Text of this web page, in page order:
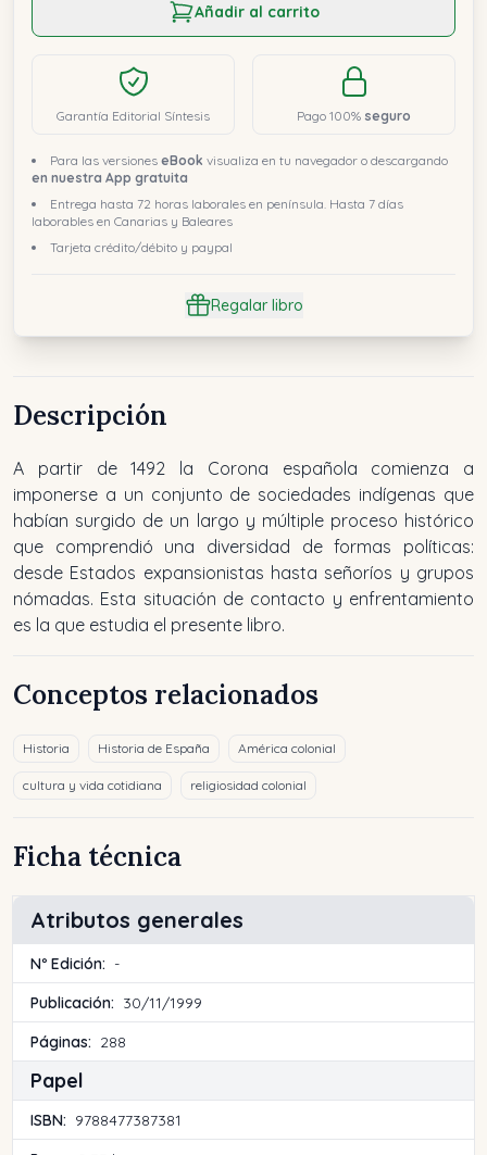
Añadir al carrito
Garantía Editorial Síntesis Pago 100% seguro
Para las versiones eBook visualiza en tu navegador o descargando
en nuestra App gratuita
Entrega hasta 72 horas laborales en península. Hasta 7 días
laborables en Canarias y Baleares
Tarjeta crédito/débito y paypal
Regalar libro
Descripción
A partir de 1492 la Corona española comienza a
imponerse a un conjunto de sociedades indígenas que
habían surgido de un largo y múltiple proceso histórico
que comprendió una diversidad de formas políticas:
desde Estados expansionistas hasta señoríos y grupos
nómadas. Esta situación de contacto y enfrentamiento
es la que estudia el presente libro.
Conceptos relacionados
Historia Historia de España América colonial
cultura y vida cotidiana religiosidad colonial
Ficha técnica
Atributos generales
Nº Edición: -
Publicación: 30/11/1999
Páginas: 288
Papel
ISBN: 9788477387381